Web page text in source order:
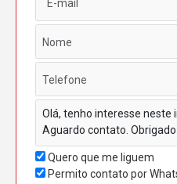
Quero que me liguem
Permito contato por